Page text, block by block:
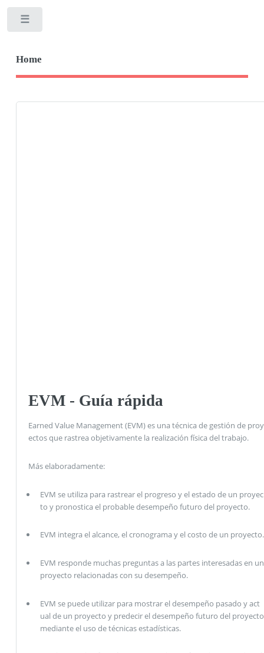
Home
EVM - Guía rápida
Earned Value Management (EVM) es una técnica de gestión de proy
ectos que rastrea objetivamente la realización física del trabajo.
Más elaboradamente:
EVM se utiliza para rastrear el progreso y el estado de un proyec
to y pronostica el probable desempeño futuro del proyecto.
EVM integra el alcance, el cronograma y el costo de un proyecto.
EVM responde muchas preguntas a las partes interesadas en un
proyecto relacionadas con su desempeño.
EVM se puede utilizar para mostrar el desempeño pasado y act
ual de un proyecto y predecir el desempeño futuro del proyecto
mediante el uso de técnicas estadísticas.